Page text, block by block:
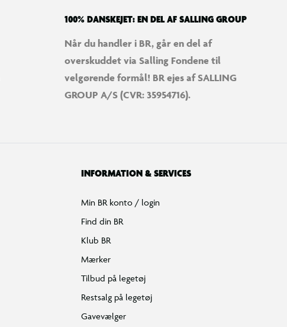
100% DANSKEJET: EN DEL AF SALLING GROUP
Når du handler i BR, går en del af
overskuddet via Salling Fondene til
velgørende formål! BR ejes af SALLING
GROUP A/S (CVR: 35954716).
INFORMATION & SERVICES
Min BR konto / login
Find din BR
Klub BR
Mærker
Tilbud på legetøj
Restsalg på legetøj
Gavevælger